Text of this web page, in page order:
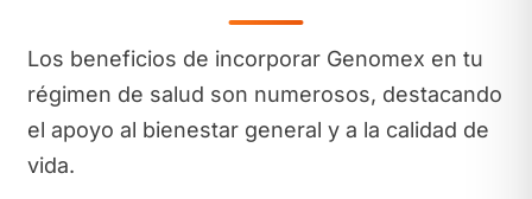
Los beneficios de incorporar Genomex en tu
régimen de salud son numerosos, destacando
el apoyo al bienestar general y a la calidad de
vida.